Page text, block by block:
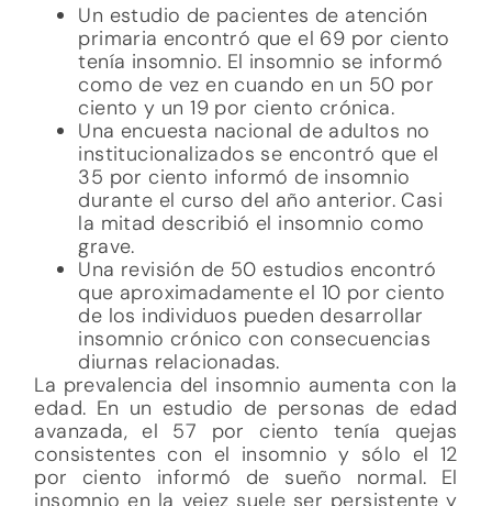
Un estudio de pacientes de atención
primaria encontró que el 69 por ciento
tenía insomnio. El insomnio se informó
como de vez en cuando en un 50 por
ciento y un 19 por ciento crónica.
Una encuesta nacional de adultos no
institucionalizados se encontró que el
35 por ciento informó de insomnio
durante el curso del año anterior. Casi
la mitad describió el insomnio como
grave.
Una revisión de 50 estudios encontró
que aproximadamente el 10 por ciento
de los individuos pueden desarrollar
insomnio crónico con consecuencias
diurnas relacionadas.
La prevalencia del insomnio aumenta con la
edad. En un estudio de personas de edad
avanzada, el 57 por ciento tenía quejas
consistentes con el insomnio y sólo el 12
por ciento informó de sueño normal. El
insomnio en la vejez suele ser persistente y